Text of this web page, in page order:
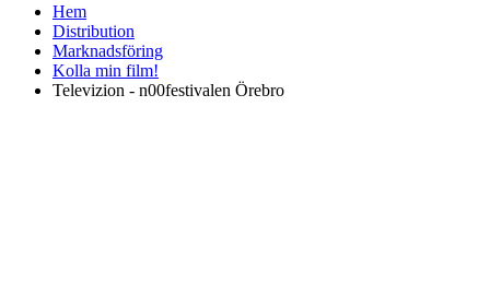
Hem
Distribution
Marknadsföring
Kolla min film!
Televizion - n00festivalen Örebro